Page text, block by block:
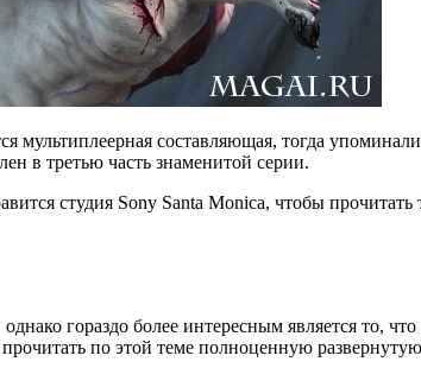
мультиплеерная составляющая, тогда
в третью часть знаменитой серии.
студия Sony Santa Monica, чтобы прочитать
гораздо более интересным является то,
по этой теме полноценную